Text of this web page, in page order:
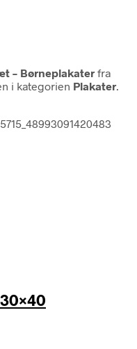
– Børneplakater fra
i kategorien Plakater.